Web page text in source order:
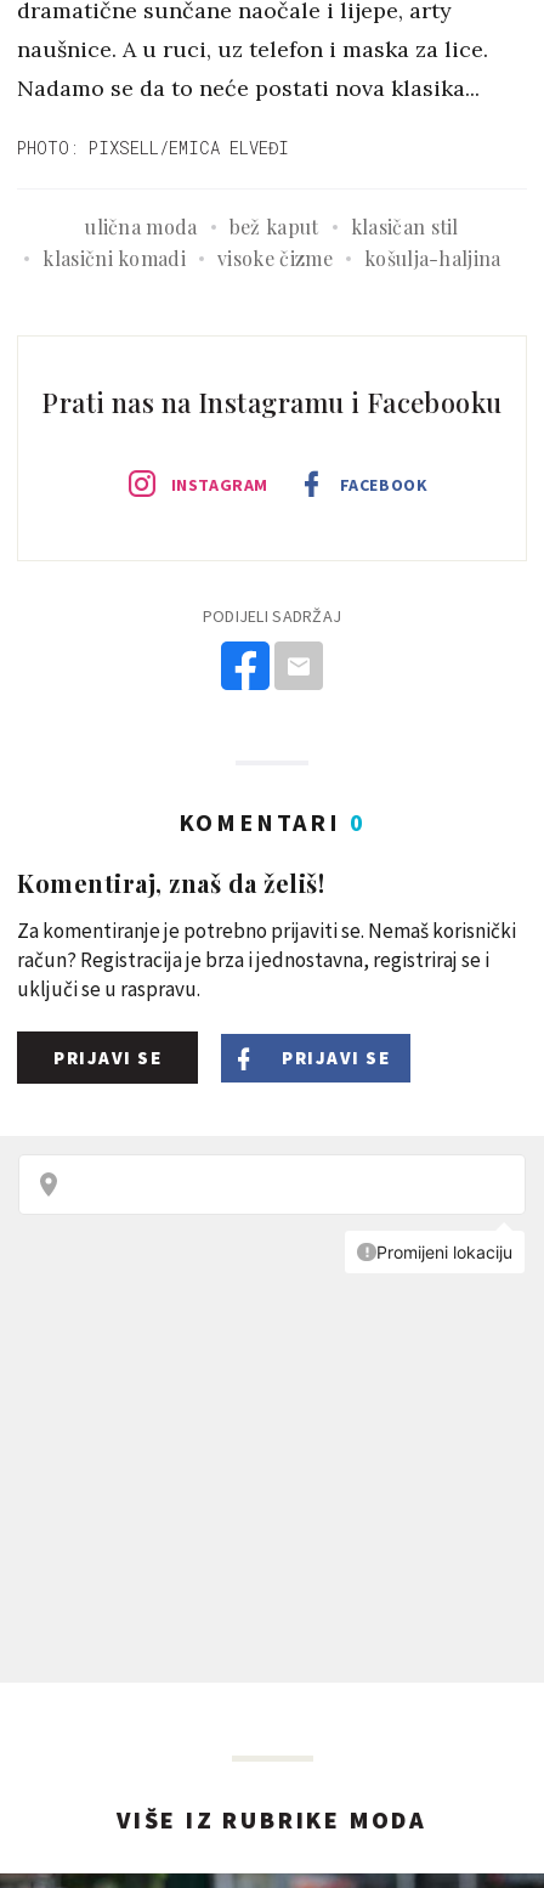
dramatične sunčane naočale i lijepe, arty
naušnice. A u ruci, uz telefon i maska za lice.
Nadamo se da to neće postati nova klasika...
PHOTO: PIXSELL/EMICA ELVEĐI
ulična moda bež kaput
klasičan stil
klasični komadi
visoke čizme košulja-haljina
Prati nas na Instagramu i Facebooku
INSTAGRAM FACEBOOK
PODIJELI SADRŽAJ
KOMENTARI 0
Komentiraj, znaš da želiš!
Za komentiranje je potrebno prijaviti se. Nemaš korisnički
račun? Registracija je brza i jednostavna, registriraj se i
uključi se u raspravu.
PRIJAVI SE PRIJAVI SE
VIŠE IZ RUBRIKE MODA